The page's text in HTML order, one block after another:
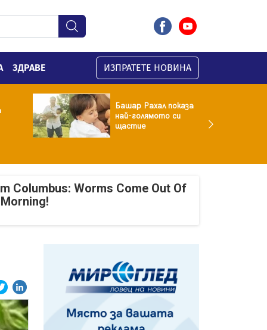
ЗДРАВЕ ИЗПРАТЕТЕ НОВИНА
Башар Рахал показа
най-голямото си
щастие
Columbus: Worms Come Out Of